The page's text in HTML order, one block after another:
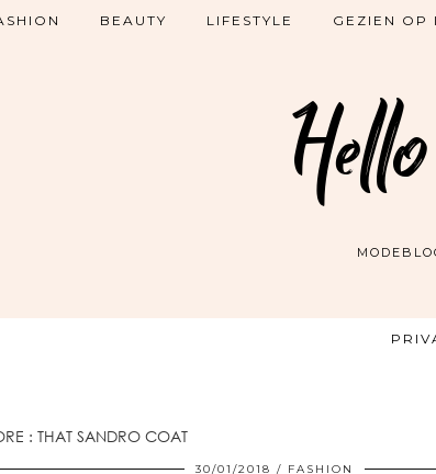
BEAUTY LIFESTYLE GEZIEN OP
: THAT SANDRO COAT
30/01/2018 FASHION